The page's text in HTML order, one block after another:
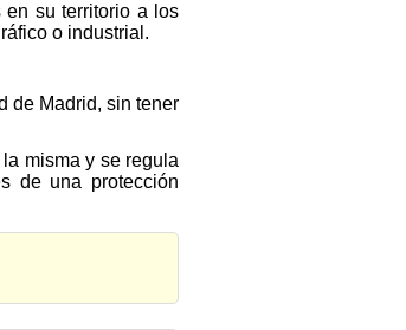
en su territorio a los
o industrial.
de Madrid, sin tener
misma y se regula
de una protección